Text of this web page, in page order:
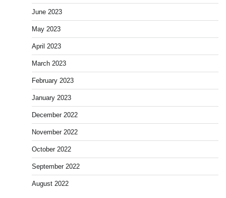
June 2023
May 2023
April 2023
March 2023
February 2023
January 2023
December 2022
November 2022
October 2022
September 2022
August 2022